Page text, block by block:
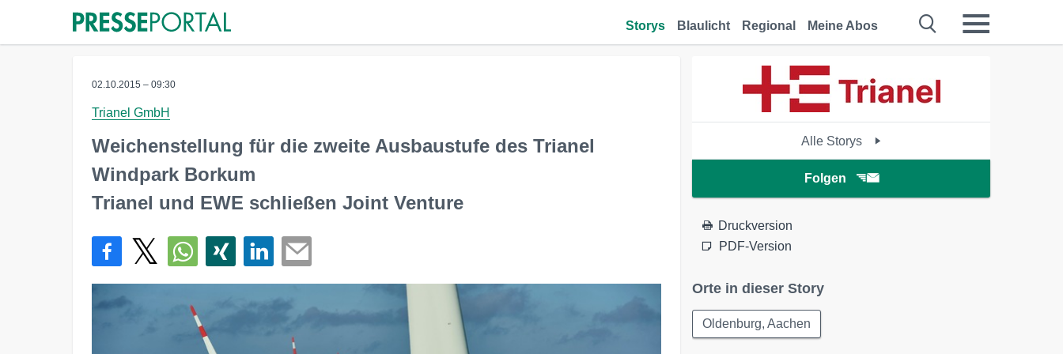
Storys Blaulicht Regional Meine Abos
02.10.2015 – 09:30
Trianel GmbH
Weichenstellung für die zweite Ausbaustufe des Trianel
Windpark Borkum
Trianel und EWE schließen Joint Venture
Alle Storys
Folgen
Druckversion
PDF-Version
Orte in dieser Story
Oldenburg, Aachen